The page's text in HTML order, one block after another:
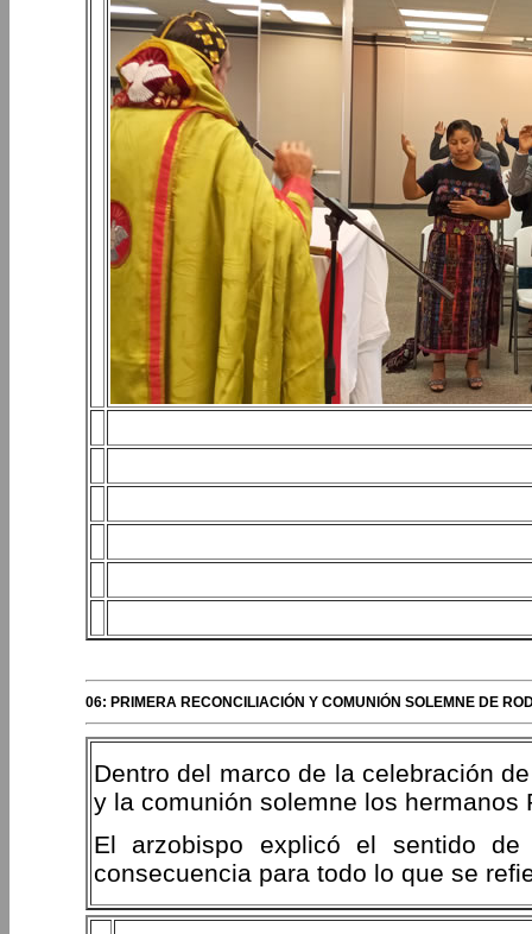
06: PRIMERA RECONCILIACIÓN Y COMUNIÓN SOLEMNE DE
Dentro del marco de la celebración
y la comunión solemne los
El arzobispo explicó el sentido
consecuencia para todo lo que se